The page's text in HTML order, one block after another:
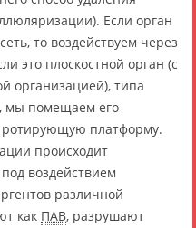
Если орган
то воздействуем через
это плоскостной орган (с
организацией), типа
мы помещаем его
платформу.
происходит
воздействием
различной
как ПАВ, разрушают